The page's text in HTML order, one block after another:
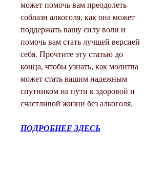
может помочь вам преодолеть
соблазн алкоголя, как она может
поддержать вашу силу воли и
помочь вам стать лучшей версией
себя. Прочтите эту статью до
конца, чтобы узнать, как молитва
может стать вашим надежным
спутником на пути к здоровой и
счастливой жизни без алкоголя.
ПОДРОБНЕЕ ЗДЕСЬ